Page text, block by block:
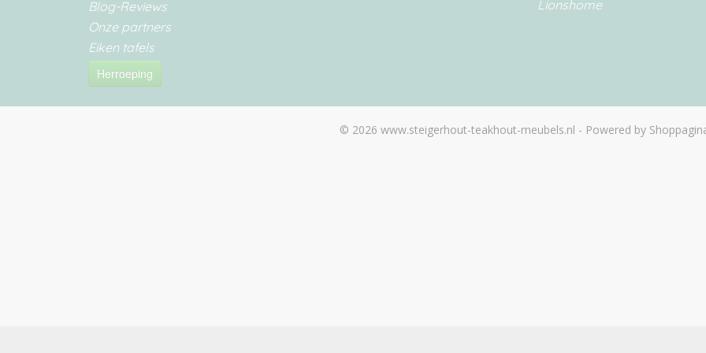
Blog-Reviews
Onze partners
Eiken tafels
Herroeping
Lionshome
© 2026 www.steigerhout-teakhout-meubels.nl - Powered by